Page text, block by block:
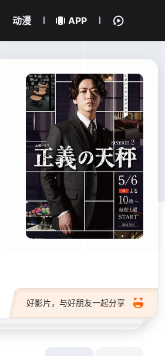
动漫 APP
好影片，与好朋友一起分享